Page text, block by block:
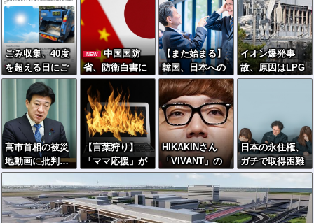
ごみ収集、40度
を超える日にご
み収集 職員は
サボっていると
思われたくなく
て休めない現実
NEW
中国国防
省、防衛白書に
「盗人たけだけ
しい」
【また始まる】
韓国、日本への
好感度最高→竹
島問題で即リセ
ットｗｗｗ
イオン爆発事
故、原因はLPG
漏れか…経産省
高市首相の被災
地動画に批判…
木原官房長官
「BGMも情報発
信の一つ」
【言葉狩り】
「ママ応援」が
炎上して謝罪…
もう何も言えな
い
HIKAKINさん
「VIVANT」の
読み方を知らず
赤っ恥ｗｗｗｗ
ｗｗｗ
日本の永住権、
ガチで取得困難
へ…外国人「も
う日本は諦め
る」